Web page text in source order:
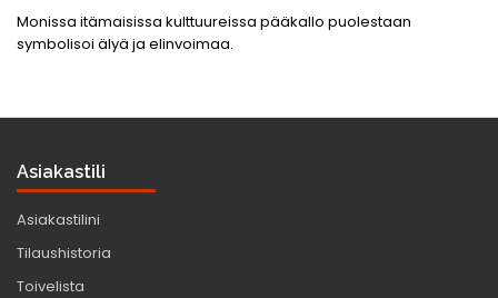
Monissa itämaisissa kulttuureissa pääkallo puolestaan
symbolisoi älyä ja elinvoimaa.
Asiakastili
Asiakastilini
Tilaushistoria
Toivelista